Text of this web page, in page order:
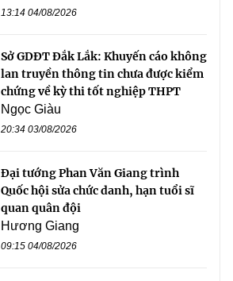
13:14 04/08/2026
Sở GDĐT Đắk Lắk: Khuyến cáo không
lan truyền thông tin chưa được kiểm
chứng về kỳ thi tốt nghiệp THPT
Ngọc Giàu
20:34 03/08/2026
Đại tướng Phan Văn Giang trình
Quốc hội sửa chức danh, hạn tuổi sĩ
quan quân đội
Hương Giang
09:15 04/08/2026